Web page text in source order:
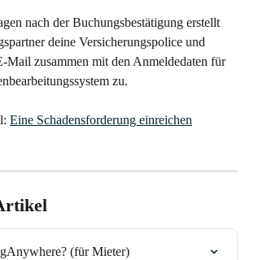
nach der Buchungsbestätigung erstellt
deine Versicherungspolice und
Mail zusammen mit den Anmeldedaten für
zu.
Eine Schadensforderung einreichen
(für Mieter)